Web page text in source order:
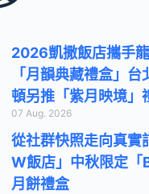
2026凱撒飯店攜手
「月韻典藏禮盒」
頓另推「紫月映境」
07 Aug. 2026
從社群快照走向真實
W飯店」中秋限定「
月餅禮盒